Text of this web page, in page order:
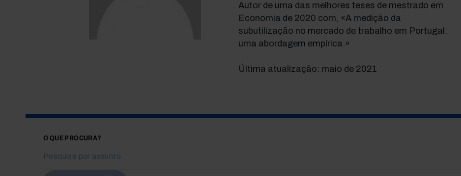
Autor de uma das melhores teses de mestrado em
Economia de 2020 com, «A medição da
subutilização no mercado de trabalho em Portugal:
uma abordagem empírica.»
Última atualização: maio de 2021
O QUE PROCURA?